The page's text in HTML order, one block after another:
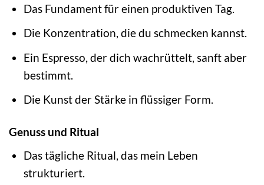
Das Fundament für einen produktiven Tag.
Die Konzentration, die du schmecken kannst.
Ein Espresso, der dich wachrüttelt, sanft aber
bestimmt.
Die Kunst der Stärke in flüssiger Form.
Genuss und Ritual
Das tägliche Ritual, das mein Leben
strukturiert.